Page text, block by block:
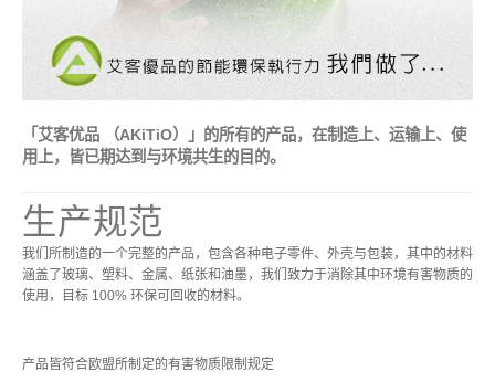
携带型 - 储存区
配件类 - 专区
重要公告
「艾客优品 （AKiTiO）」的所有的产品，在制造上、运输上、使
用上，皆已期达到与环境共生的目的。
生产规范
我们所制造的一个完整的产品，包含各种电子零件、外壳与包装，其中的材料
涵盖了玻璃、塑料、金属、纸张和油墨，我们致力于消除其中环境有害物质的
使用，目标 100% 环保可回收的材料。
产品皆符合欧盟所制定的有害物质限制规定